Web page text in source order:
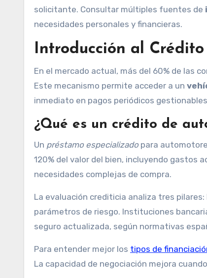
solicitante. Consultar múltiples fuentes de
necesidades personales y financieras.
Introducción al
En el mercado actual, más del 60% de las
Este mecanismo permite acceder a un
inmediato en pagos periódicos
¿Qué es un crédito de
Un préstamo especializadopara
120% del valor del bien, incluyendo gastos
necesidades complejas de compra.
La evaluación crediticia analiza tres
parámetros de riesgo. Instituciones
seguro actualizada, según normativas
Para entender mejor los tipos de
La capacidad de negociación mejora